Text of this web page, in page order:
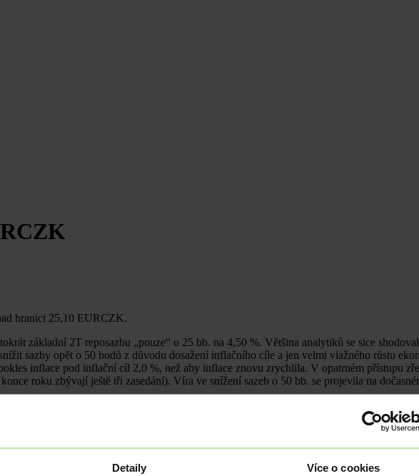
Detaily Více o cookies
hranici 25,10 EURCZK.
základní 2T reposazbu „pouze“ o 25 bb. na 4,50 %. Většina analytiků se sice
sazby opět o 50 bodů z důvodu dosažení inflačního cíle a jen velmi vlažného růstu
inflace pod inflační cíl 2,0 %, než aby inflace znovu zrychlila. V opatrném přístupu
roku zbývají ještě tři zasedání). Víra ve snížení sazeb o 50 bb. se projevila na
nezměnila, když základní sazba setrvala na úrovni 4,25 %. Pro měnovou politiku
růstu cen služeb. K tomu přičtěme napjatý trh práce, který se odráží v rychlém růstu
na tiskové konferenci zopakovala, že centrální banka se bude na následujících
sazeb. ECB zároveň odhaduje, že ve druhém čtvrtletí ekonomika eurozóny rostla
očekáváme na zasedání 12. září.